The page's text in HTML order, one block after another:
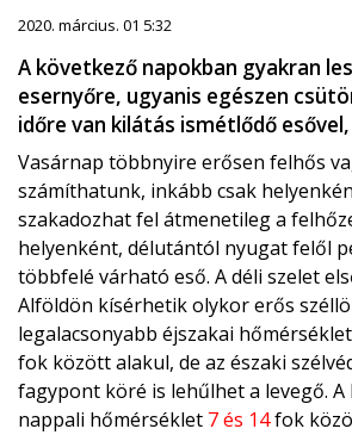
2020. március. 01 5:32
A következő napokban gyakran
esernyőre, ugyanis egészen
időre van kilátás ismétlődő
Vasárnap többnyire erősen felhős
számíthatunk, inkább csak
szakadozhat fel átmenetileg a
helyenként, délutántól nyugat felől
többfelé várható eső. A déli szelet
Alföldön kísérhetik olykor erős
legalacsonyabb éjszakai
fok között alakul, de az északi
fagypont köré is lehűlhet a levegő. A
nappali hőmérséklet 7 és 14fok